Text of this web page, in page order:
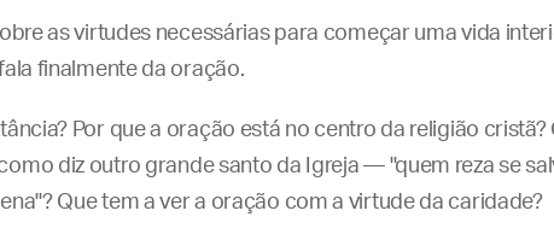
as virtudes necessárias para começar uma vida
fala finalmente da oração.
Por que a oração está no centro da religião cristã?
diz outro grande santo da Igreja — "quem reza se
Que tem a ver a oração com a virtude da caridade?
Conteúdo exclusivo para alunos